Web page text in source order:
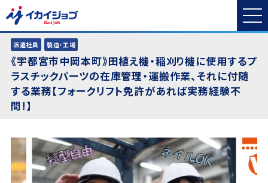
派遣社員 製造・工場
《宇都宮市中岡本町》田植え機・稲刈り機に使用するプ
ラスチックパーツの在庫管理・運搬作業、それに付随
する業務【フォークリフト免許があれば実務経験不
問!】